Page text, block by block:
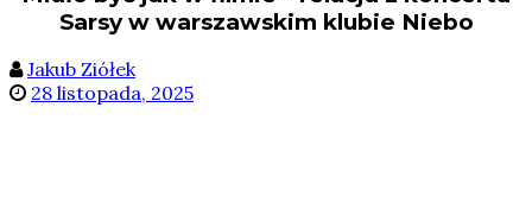
Sarsy w warszawskim klubie Niebo
Jakub Ziółek
28 listopada, 2025